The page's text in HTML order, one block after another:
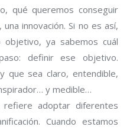
qué queremos conseguir
innovación. Si no es así,
ya sabemos cuál
definir ese objetivo.
que sea claro, entendible,
y medible…
refiere adoptar diferentes
Cuando estamos